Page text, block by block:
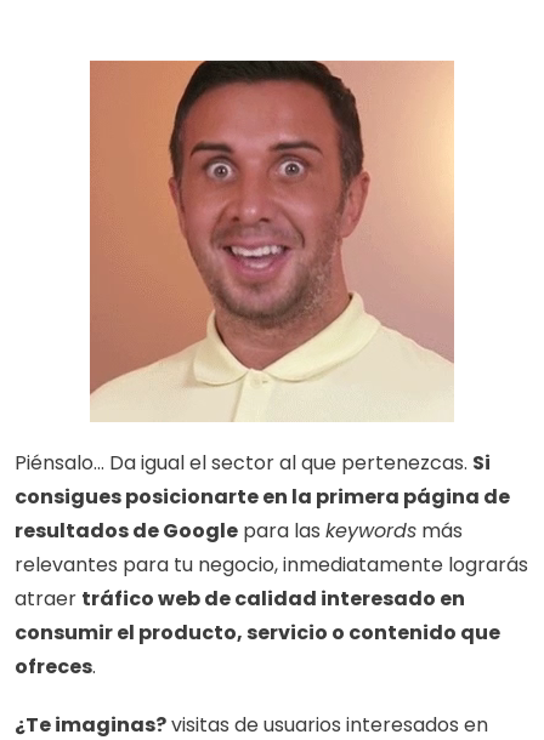
Piénsalo... Da igual el sector al que pertenezcas. Si
consigues posicionarte en la primera página de
resultados de Google para las keywords más
relevantes para tu negocio, inmediatamente lograrás
atraer tráfico web de calidad interesado en
consumir el producto, servicio o contenido que
ofreces.
¿Te imaginas? visitas de usuarios interesados en